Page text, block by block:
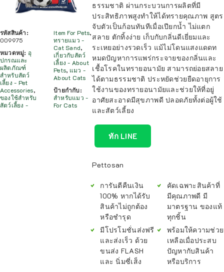
รหัสสินค้า:
009975
หมวดหมู่: อุ
ปกรณและ
ผลิตภัณฑ์
สำหรับสัตว์
เลี้ยง - Pet
Accessories,
ของใช้สำหรับ
สัตว์เลี้ยง -
Item For Pets,
ทรายแมว -
Cat Sand,
เกี่ยวกับสัตว์
เลี้ยง - About
Pets, แมว -
About Cats
ป้ายกำกับ:
สำหรับแมว -
For Cats
ธรรมชาติ ผ่านกระบวนการผลิตที่มี
ประสิทธิภาพสูงทำให้ได้ทรายคุณภาพ สูตร
จับตัวเป็นก้อนทันทีเมื่อเปียกน้ำ ไม่แตก
สลาย ตักทิ้งง่าย เก็บกับกลิ่นดีเยี่ยมและ
ระเหยอย่างรวดเร็ว แม้ไม่โดนแสงแดดท
หมดปัญหาการแพร่กระจายของกลิ่นและ
เชื้อโรคในทรายอนามัย สามารถย่อยสลาย
ได้ตามธรรมชาติ ประหยัดช่วยยืดอายุการ
ใช้งานของทรายอนามัยและช่วยให้ที่อยู่
อาศัยสะอาดมีสุขภาพดี ปลอดภัยทั้งต่อผู้ใช้
และสัตว์เลี้ยง
ทัก LINE
Pettosan
การันตีคืนเงิน
100% หากได้รับ
สินค้าไม่ถูกต้อง
หรือชำรุด
มีโปรโมชั่นส่งฟรี
และส่งเร็ว ด้วย
ขนส่ง FLASH
และ นิ่มซี่เส็ง
คัดเฉพาะสินค้าที่
มีคุณภาพดี มี
มาตรฐาน ของแท้
ทุกชิ้น
พร้อมให้ความช่วย
เหลือเมื่อประสบ
ปัญหากับสินค้า
หรือบริการ